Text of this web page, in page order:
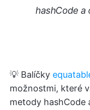
hashCode a
💡 Balíčky
možnostmi, které
metody hashCode